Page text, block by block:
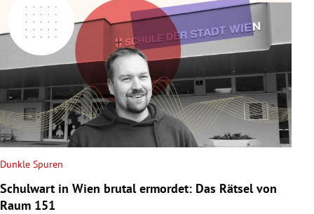
Dunkle Spuren
Schulwart in Wien brutal ermordet: Das Rätsel von
Raum 151